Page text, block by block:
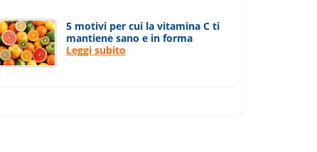
5 motivi per cui la vitamina C ti
mantiene sano e in forma
Leggi subito